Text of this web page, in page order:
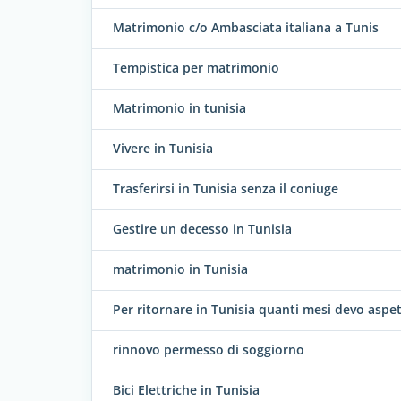
Matrimonio c/o Ambasciata italiana a Tunis
Tempistica per matrimonio
Matrimonio in tunisia
Vivere in Tunisia
Trasferirsi in Tunisia senza il coniuge
Gestire un decesso in Tunisia
matrimonio in Tunisia
Per ritornare in Tunisia quanti mesi devo
rinnovo permesso di soggiorno
Bici Elettriche in Tunisia